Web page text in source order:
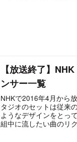
【放送終了】
ンサー一覧
NHKで2016年4月から
タジオのセットは従来
ようなデザインをとっ
組中に流したい曲のリ